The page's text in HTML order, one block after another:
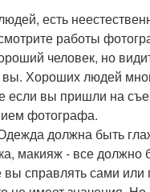
есть
работы
человек, но
вы. Хороших людей
если вы пришли на
фотографа.
должна быть
макияж - все должно
справлять сами или